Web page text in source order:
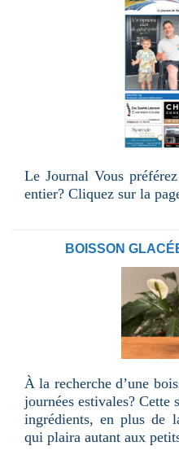
Le Journal Vous
entier? Cliquez sur la
BOISSON
À la recherche d’une
journées estivales? Cette
ingrédients, en plus de
qui plaira autant aux